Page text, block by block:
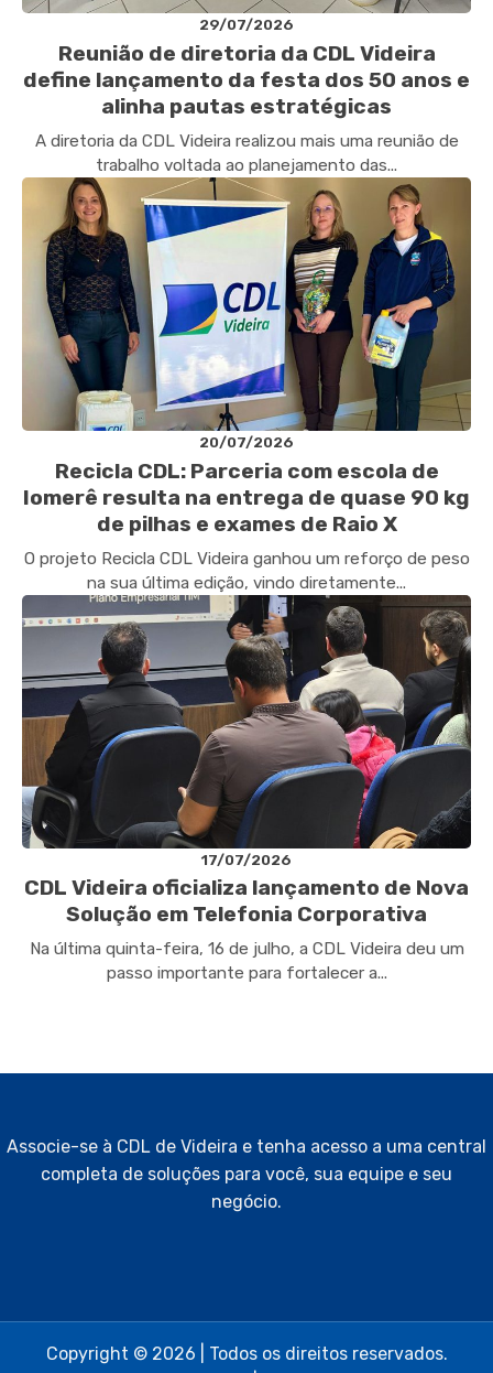
29/07/2026
Reunião de diretoria da CDL Videira
define lançamento da festa dos 50 anos e
alinha pautas estratégicas
A diretoria da CDL Videira realizou mais uma reunião de
trabalho voltada ao planejamento das...
20/07/2026
Recicla CDL: Parceria com escola de
Iomerê resulta na entrega de quase 90 kg
de pilhas e exames de Raio X
O projeto Recicla CDL Videira ganhou um reforço de peso
na sua última edição, vindo diretamente...
17/07/2026
CDL Videira oficializa lançamento de Nova
Solução em Telefonia Corporativa
Na última quinta-feira, 16 de julho, a CDL Videira deu um
passo importante para fortalecer a...
Associe-se à CDL de Videira e tenha acesso a uma central
completa de soluções para você, sua equipe e seu
negócio.
Copyright © 2026 | Todos os direitos reservados.